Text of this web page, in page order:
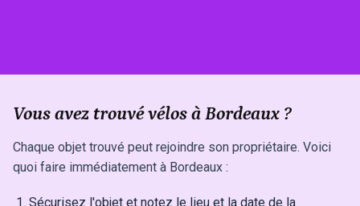
Vous avez trouvé vélos à Bordeaux ?
Chaque objet trouvé peut rejoindre son propriétaire. Voici
quoi faire immédiatement à Bordeaux :
Sécurisez l'objet et notez le lieu et la date de la